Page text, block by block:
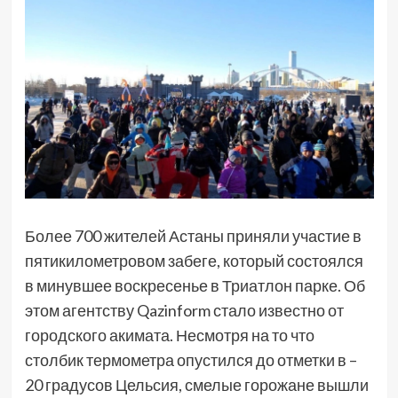
Более 700 жителей Астаны приняли участие в
пятикилометровом забеге, который состоялся
в минувшее воскресенье в Триатлон парке. Об
этом агентству Qazinform стало известно от
городского акимата. Несмотря на то что
столбик термометра опустился до отметки в –
20 градусов Цельсия, смелые горожане вышли